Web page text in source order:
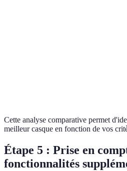
Cette analyse comparative permet
meilleur casque en fonction de vos
Étape 5 : Prise en
fonctionnalités